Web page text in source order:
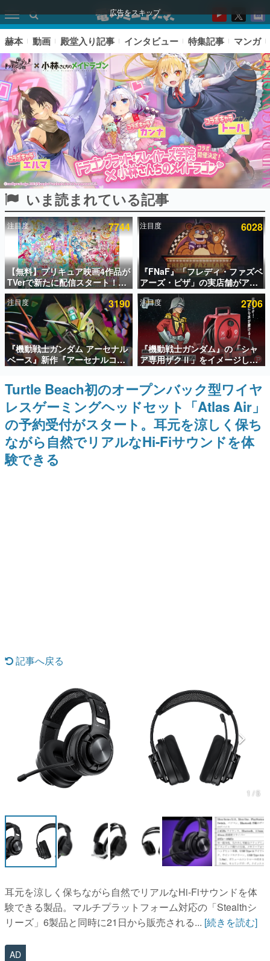
広告をスキップ
ピックアップ
電ファミのいま読まれている記事ランキング
アプリセール情報
インタビュー
連載・特集一覧
殿堂入り記事
SNS拡散数が数千以上！ ページビュー数万以上！ などな
ど。多くの人々に読まれた、電ファミ渾身の“殿堂入り”記
事をまとめました。
ゲームの企画書
名作ゲームクリエイターの方々に製作時のエピソードをお
聞きし、ヒットする企画（ゲーム）とは何か？を探ってい
きます。
赫本
この物語を解いてはいけない。『赫本』は、〈試験問題〉
ゲーム開発者・hamatsu氏がゲームの魅力を画面や操作の
具体的な形から解き明かしていく、硬派で骨太な評論連載
です。
ゲームが変えた日本語
「経験値」「裏技」「ラスボス」… ゲームにまつわる言葉
の起源や用法の変遷を、コンピューター文化史研究家・タ
イニーP氏が徹底調査。
カテゴリ
マンガ
女性向け
その他
運営：株式会社マレ
赫本 動画 殿堂入り記事 インタビュー 特集記事 マンガ
いま読まれている記事
注目度 7744
【無料】プリキュア映画4作品が
TVerで新たに配信スタート！な
んと2018年～2024年の映画ほぼ
すべてが見放題に、ぶっちゃけ
ありえないラインナップ
注目度 6028
『FNaF』「フレディ・ファズベ
アーズ・ピザ」の実店舗がアメ
リカの商業施設「American
Dream」に2027年オープン！
ScottGamesとの共同開発、食
事だけでなくステージショーや
没入型のホラー体験も楽しめる
注目度 3190
『機動戦士ガンダム アーセナル
ベース』新作『アーセナルコマ
ンダー』発表！8月28日からオ
ープンベータテスト開催、2027
年2月下旬に稼働予定
注目度 2706
『機動戦士ガンダム』の「シャ
ア専用ザクⅡ」をイメージした
散水ホースリールが予約開始。
本体にはシャアのパーソナルマ
ークやジオン公国軍のエンブレ
ム、型式番号などを配置
Turtle Beach初のオープンバック型ワイヤ
レスゲーミングヘッドセット「Atlas Air」
の予約受付がスタート。耳元を涼しく保ち
ながら自然でリアルなHi-Fiサウンドを体
験できる
記事へ戻る
1 / 5
耳元を涼しく保ちながら自然でリアルなHi-Fiサウンドを体
験できる製品。マルチプラットフォーム対応の「Stealthシ
リーズ」6製品と同時に21日から販売される... [続きを読む]
AD